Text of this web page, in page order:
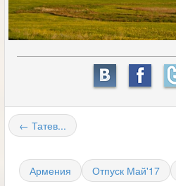
← Татев...
Армения
Отпуск Май'17